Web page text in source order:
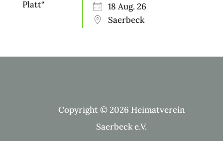
18 Aug. 26
Saerbeck
Copyright © 2026 Heimatverein
Saerbeck e.V.